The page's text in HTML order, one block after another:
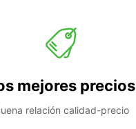
mejores precios
relación calidad-precio